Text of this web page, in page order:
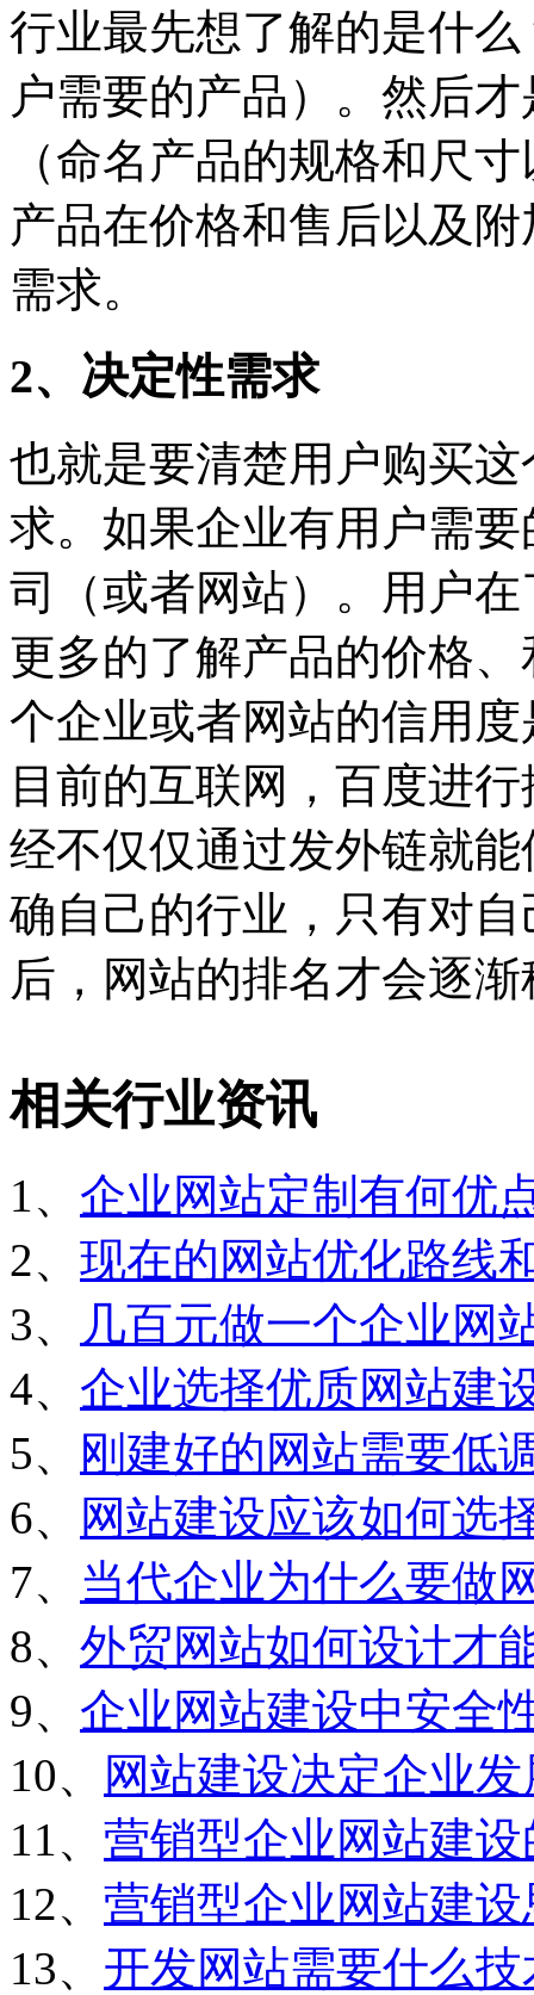
行业最先想了解的是什
户需要的产品）。然后
（命名产品的规格和尺
产品在价格和售后以及
需求。
2、决定性需求
也就是要清楚用户购买
求。如果企业有用户需
司（或者网站）。用户
更多的了解产品的价格
个企业或者网站的信用
目前的互联网，百度进
经不仅仅通过发外链就
确自己的行业，只有对
后，网站的排名才会逐
相关行业资讯
1、 企业网站定制有何优
2、 现在的网站优化路线
3、
几百元做一个企业网
4、 企业选择优质网站建
5、
刚建好的网站需要低
6、
网站建设应该如何选
7、 当代企业为什么要做
8、 外贸网站如何设计才
9、 企业网站建设中安全
10、
网站建设决定企业
11、 营销型企业网站建
12、 营销型企业网站建设
13、 开发网站需要什么技